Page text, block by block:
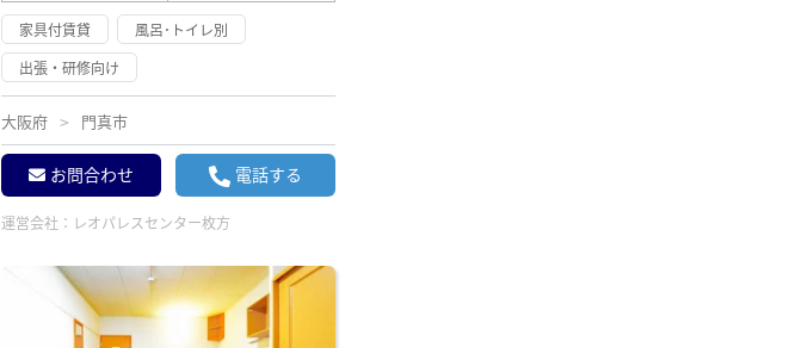
家具付賃貸
風呂･トイレ別
出張・研修向け
大阪府 門真市
お問合わせ 電話する
運営会社： レオパレスセンター枚方